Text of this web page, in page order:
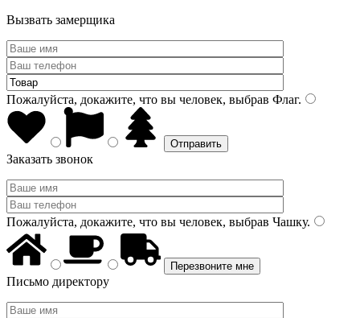
Вызвать замерщика
Пожалуйста, докажите, что вы человек, выбрав Флаг.
Заказать звонок
Пожалуйста, докажите, что вы человек, выбрав Чашку.
Письмо директору